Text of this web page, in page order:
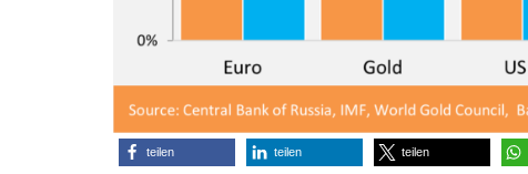
teilen teilen teilen